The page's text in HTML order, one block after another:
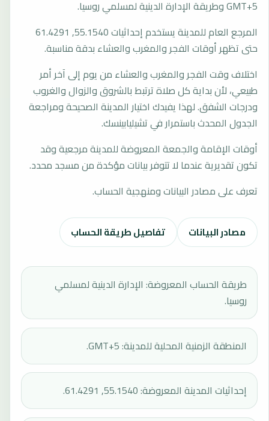
GMT+5 وطريقة الإدارة الدينية لمسلمي روسيا.
المرجع العام للمدينة يستخدم إحداثيات 55.1540, 61.4291
حتى تظهر أوقات الفجر والمغرب والعشاء بدقة مناسبة.
اختلاف وقت الفجر والمغرب والعشاء من يوم إلى آخر أمر
طبيعي، لأن بداية كل صلاة ترتبط بالشروق والزوال والغروب
ودرجات الشفق. لهذا يفيدك اختيار المدينة الصحيحة ومراجعة
الجدول المحدث باستمرار في تشيليابينسك.
أوقات الإقامة والجمعة المعروضة للمدينة مرجعية وقد
تكون تقديرية عندما لا تتوفر بيانات مؤكدة من مسجد محدد.
تعرف على مصادر البيانات ومنهجية الحساب.
مصادر البيانات تفاصيل طريقة الحساب
طريقة الحساب المعروضة: الإدارة الدينية لمسلمي
روسيا.
المنطقة الزمنية المحلية للمدينة: GMT+5.
إحداثيات المدينة المعروضة: 55.1540, 61.4291.